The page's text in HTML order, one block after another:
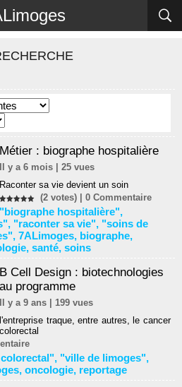
Métier : biographe hospitalière
Il y a 6 mois | 25 vues
Raconter sa vie devient un soin
(2 votes) |0 Commentaire
"biographe hospitalière",
, "raconter sa vie", "soins de
, 7ALimoges, biographe,
, santé, soins
B Cell Design : biotechnologies
au programme
Il y a 9 ans | 199 vues
l'entreprise traque, entre autres, le cancer
colorectal
, "ville de limoges",
, oncologie, reportage